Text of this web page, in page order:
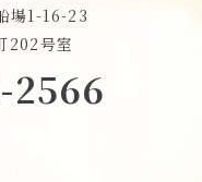
場1-16-23
202号室
2566